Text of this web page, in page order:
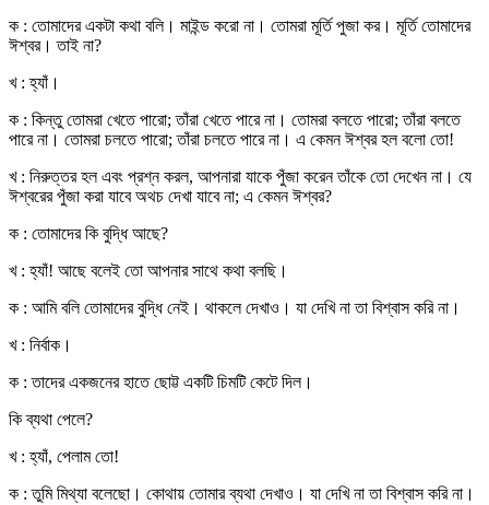
ক : তোমাদের একটা কথা বলি। মাইন্ড করো না। তোমরা মূর্তি পুজা কর। মূর্তি তোমাদের
ঈশ্বর। তাই না?
খ : হ্যাঁ।
ক : কিন্তু তোমরা খেতে পারো; তাঁরা খেতে পারে না। তোমরা বলতে পারো; তাঁরা বলতে
পারে না। তোমরা চলতে পারো; তাঁরা চলতে পারে না। এ কেমন ঈশ্বর হল বলো তো!
খ : নিরুত্তর হল এবং প্রশ্ন করল, আপনারা যাকে পুঁজা করেন তাঁকে তো দেখেন না। যে
ঈশ্বরের পুঁজা করা যাবে অথচ দেখা যাবে না; এ কেমন ঈশ্বর?
ক : তোমাদের কি বুদ্ধি আছে?
খ : হ্যাঁ! আছে বলেই তো আপনার সাথে কথা বলছি।
ক : আমি বলি তোমাদের বুদ্ধি নেই। থাকলে দেখাও। যা দেখি না তা বিশ্বাস করি না।
খ : নির্বাক।
ক : তাদের একজনের হাতে ছোট্ট একটি চিমটি কেটে দিল।
কি ব্যথা পেলে?
খ : হ্যাঁ, পেলাম তো!
ক : তুমি মিথ্যা বলেছো। কোথায় তোমার ব্যথা দেখাও। যা দেখি না তা বিশ্বাস করি না।